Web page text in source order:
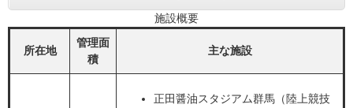
施設概要
所在地
管理面
積
主な施設
正田醤油スタジアム群馬（陸上競技